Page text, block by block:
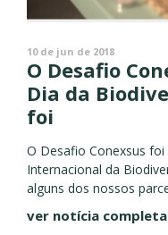
10 de jun de 2018
O Desafio
Dia da
foi
O Desafio Conexsus
Internacional da
alguns dos nossos
parceria. Confira:
detalhes sobre...
ver notícia completa